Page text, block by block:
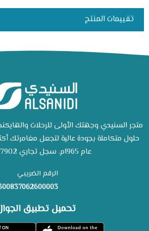
تقييمات المنتج
متجر السنيدي وجهتك الأولى للرحلات
حلول متكاملة بجودة عالية لتجعل مغامرتك
عام 1965م. سجل تجاري 1131027902
الرقم الضريبي
تحميل تطبيق